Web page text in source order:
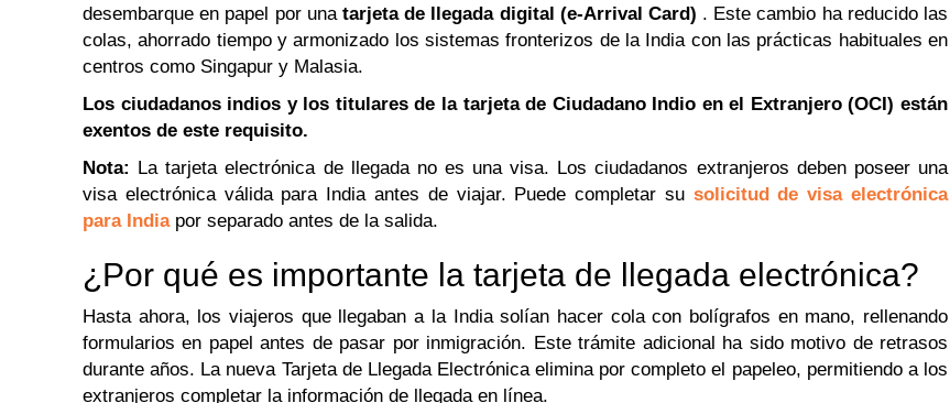
desembarque en papel por una tarjeta de llegada digital (e-Arrival Card) . Este cambio ha reducido las
colas, ahorrado tiempo y armonizado los sistemas fronterizos de la India con las prácticas habituales en
centros como Singapur y Malasia.
Los ciudadanos indios y los titulares de la tarjeta de Ciudadano Indio en el Extranjero (OCI) están
exentos de este requisito.
Nota: La tarjeta electrónica de llegada no es una visa. Los ciudadanos extranjeros deben poseer una
visa electrónica válida para India antes de viajar. Puede completar su solicitud de visa electrónica
para Indiapor separado antes de la salida.
¿Por qué es importante la tarjeta de llegada electrónica?
Hasta ahora, los viajeros que llegaban a la India solían hacer cola con bolígrafos en mano, rellenando
formularios en papel antes de pasar por inmigración. Este trámite adicional ha sido motivo de retrasos
durante años. La nueva Tarjeta de Llegada Electrónica elimina por completo el papeleo, permitiendo a los
extranjeros completar la información de llegada en línea.